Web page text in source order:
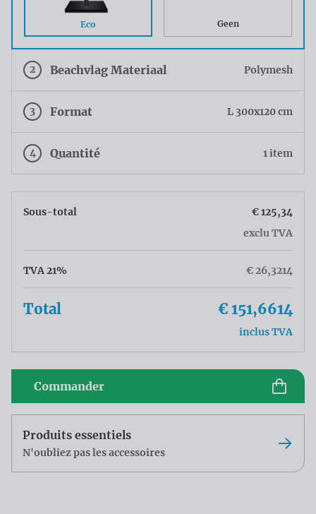
Eco Geen
2 Beachvlag Materiaal Polymesh
3 Format L 300x120 cm
4 Quantité 1 item
Sous-total
€ 125,34
exclu TVA
TVA 21% € 26,3214
Total € 151,6614
inclus TVA
Commander
Produits essentiels
N'oubliez pas les accessoires